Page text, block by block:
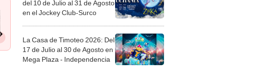
del 10 de Julio al 31 de Agosto
en el Jockey Club-Surco
La Casa de Timoteo 2026: Del
17 de Julio al 30 de Agosto en
Mega Plaza - Independencia